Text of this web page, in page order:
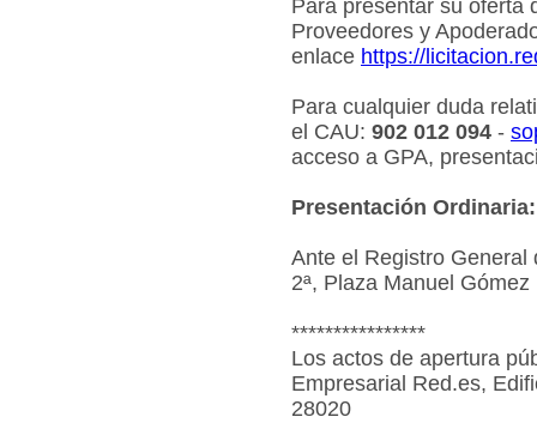
Para presentar su oferta
Proveedores y
enlace https://
Para cualquier duda
el CAU: 902 012 094 -
acceso a GPA,
Presentación Ordinaria:
Ante el Registro General
2ª, Plaza Manuel
****************
Los actos de apertura
Empresarial Red.es,
28020